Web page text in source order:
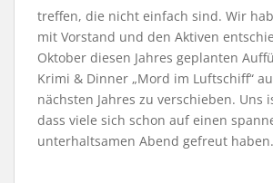
treffen, die nicht einfach sind. Wir
mit Vorstand und den Aktiven
Oktober diesen Jahres geplanten
Krimi & Dinner „Mord im Luftschiff“
nächsten Jahres zu verschieben. Uns
dass viele sich schon auf einen
unterhaltsamen Abend gefreut